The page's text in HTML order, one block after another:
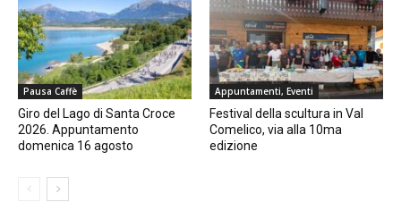
Pausa Caffè
Giro del Lago di Santa Croce
2026. Appuntamento
domenica 16 agosto
Appuntamenti, Eventi
Festival della scultura in Val
Comelico, via alla 10ma
edizione